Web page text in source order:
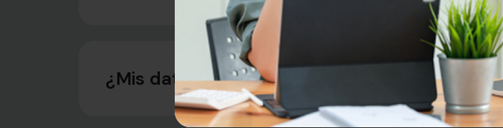
¿Mis datos están seguros?